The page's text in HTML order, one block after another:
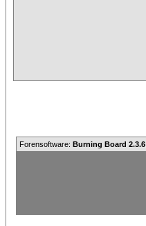
Forensoftware: Burning Board 2.3.6